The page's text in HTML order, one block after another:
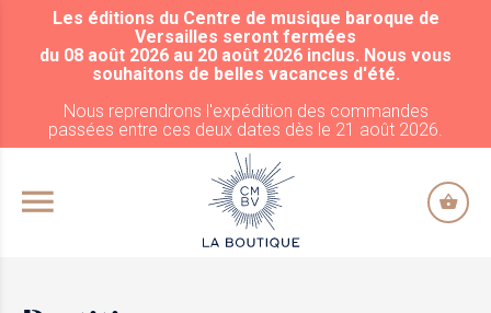
ALLER AU CONTENU PRINCIPAL
Les éditions du Centre de musique baroque de
Versailles seront fermées
du 08 août 2026 au 20 août 2026 inclus. Nous vous
souhaitons de belles vacances d'été.
Nous reprendrons l'expédition des commandes
passées entre ces deux dates dès le 21 août 2026.